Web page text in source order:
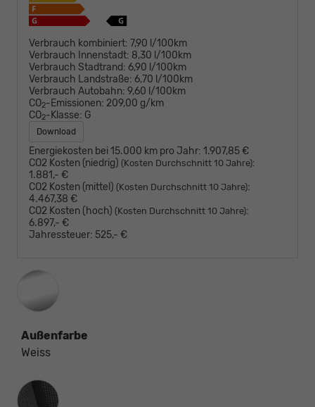
Verbrauch kombiniert: 7,90 l/100km
Verbrauch Innenstadt: 8,30 l/100km
Verbrauch Stadtrand: 6,90 l/100km
Verbrauch Landstraße: 6,70 l/100km
Verbrauch Autobahn: 9,60 l/100km
CO2-Emissionen: 209,00 g/km
CO2-Klasse: G
Download
Energiekosten bei 15.000 km pro Jahr: 1.907,85 €
CO2 Kosten (niedrig) (Kosten Durchschnitt 10 Jahre):
1.881,- €
CO2 Kosten (mittel) (Kosten Durchschnitt 10 Jahre):
4.467,38 €
CO2 Kosten (hoch) (Kosten Durchschnitt 10 Jahre):
6.897,- €
Jahressteuer: 525,- €
Außenfarbe
Weiss
Innenausstattung